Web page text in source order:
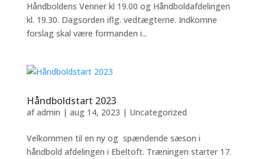
Håndboldens Venner kl 19.00 og Håndboldafdelingen
kl. 19.30. Dagsorden iflg. vedtægterne. Indkomne
forslag skal være formanden i...
Håndboldstart 2023
afadmin | aug 14, 2023 | Uncategorized
Velkommen til en ny og spændende sæson i
håndbold afdelingen i Ebeltoft. Træningen starter 17.